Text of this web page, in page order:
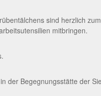
sind herzlich
mitbringen.
der Begegnungsstätte der